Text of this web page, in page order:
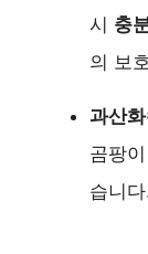
시 충
의 보
과산
곰팡
습니